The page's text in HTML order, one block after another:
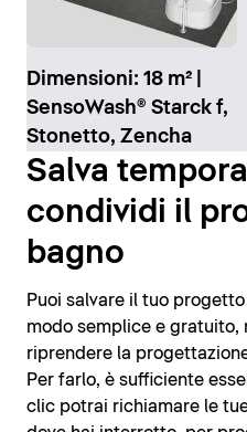
Dimensioni: 18 m² |
SensoWash® Starck f,
Stonetto, Zencha
Salva
condividi il
bagno
Puoi salvare il tuo
modo semplice e gratuito,
riprendere la
Per farlo, è sufficiente
clic potrai richiamare le